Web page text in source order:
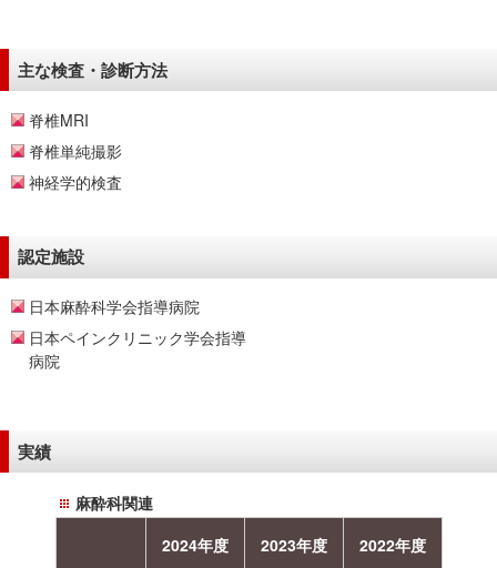
主な検査・診断方法
脊椎MRI
脊椎単純撮影
神経学的検査
認定施設
日本麻酔科学会指導病院
日本ペインクリニック学会指導
病院
実績
麻酔科関連
2024年度
2023年度 2022年度